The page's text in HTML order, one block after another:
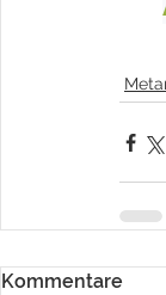
Kommentare